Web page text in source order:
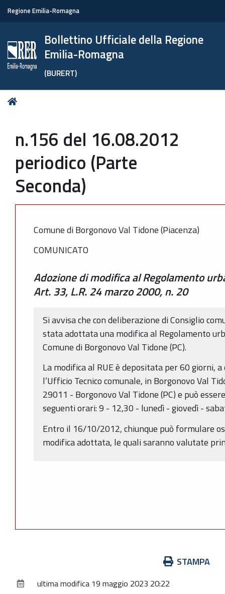
Regione Emilia-Romagna
Bollettino Ufficiale della Regione
Emilia-Romagna
(BURERT)
Tu
n.156 del 16.08.2012
periodico (Parte
Seconda)
Comune di Borgonovo Val Tidone (Piacenza)
COMUNICATO
Adozione di modifica al Regolamento
Art. 33, L.R. 24 marzo 2000, n. 20
Si avvisa che con deliberazione di Consiglio
stata adottata una modifica al Regolamento
Comune di Borgonovo Val Tidone (PC).
La modifica al RUE è depositata per 60 giorni,
l’Ufficio Tecnico comunale, in Borgonovo Val
29011 - Borgonovo Val Tidone (PC) e può
seguenti orari: 9 - 12,30 - lunedì - giovedì -
Entro il 16/10/2012, chiunque può formulare
modifica adottata, le quali saranno valutate
documento
STAMPA
ultima modifica 19 maggio 2023 20:22